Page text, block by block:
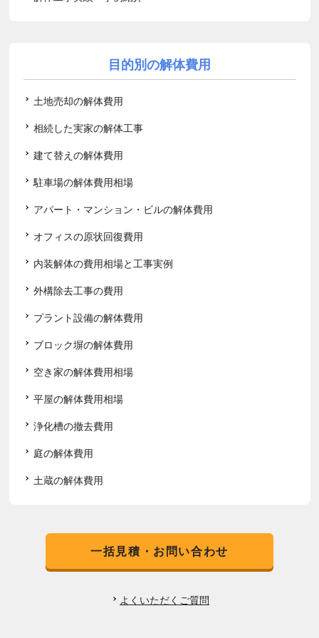
目的別の解体費用
土地売却の解体費用
相続した実家の解体工事
建て替えの解体費用
駐車場の解体費用相場
アパート・マンション・ビルの解体費用
オフィスの原状回復費用
内装解体の費用相場と工事実例
外構除去工事の費用
プラント設備の解体費用
ブロック塀の解体費用
空き家の解体費用相場
平屋の解体費用相場
浄化槽の撤去費用
庭の解体費用
土蔵の解体費用
一括見積・お問い合わせ
よくいただくご質問